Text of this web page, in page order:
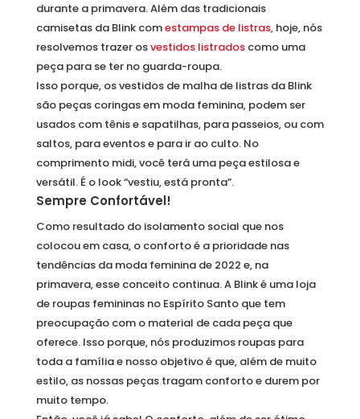
durante a primavera. Além das tradicionais
camisetas da Blink comestampas de listras,hoje, nós
resolvemos trazer osvestidos listrados como uma
peça para se ter no guarda-roupa.
Isso porque, os vestidos de malha de listras da Blink
são peças coringas em moda feminina, podem ser
usados com tênis e sapatilhas, para passeios, ou com
saltos, para eventos e para ir ao culto. No
comprimento midi, você terá uma peça estilosa e
versátil. É o look “vestiu, está pronta”.
Sempre Confortável!
Como resultado do isolamento social que nos
colocou em casa, o conforto é a prioridade nas
tendências da moda feminina de 2022 e, na
primavera, esse conceito continua. A Blink é uma loja
de roupas femininas no Espírito Santo que tem
preocupação com o material de cada peça que
oferece. Isso porque, nós produzimos roupas para
toda a família e nosso objetivo é que, além de muito
estilo, as nossas peças tragam conforto e durem por
muito tempo.